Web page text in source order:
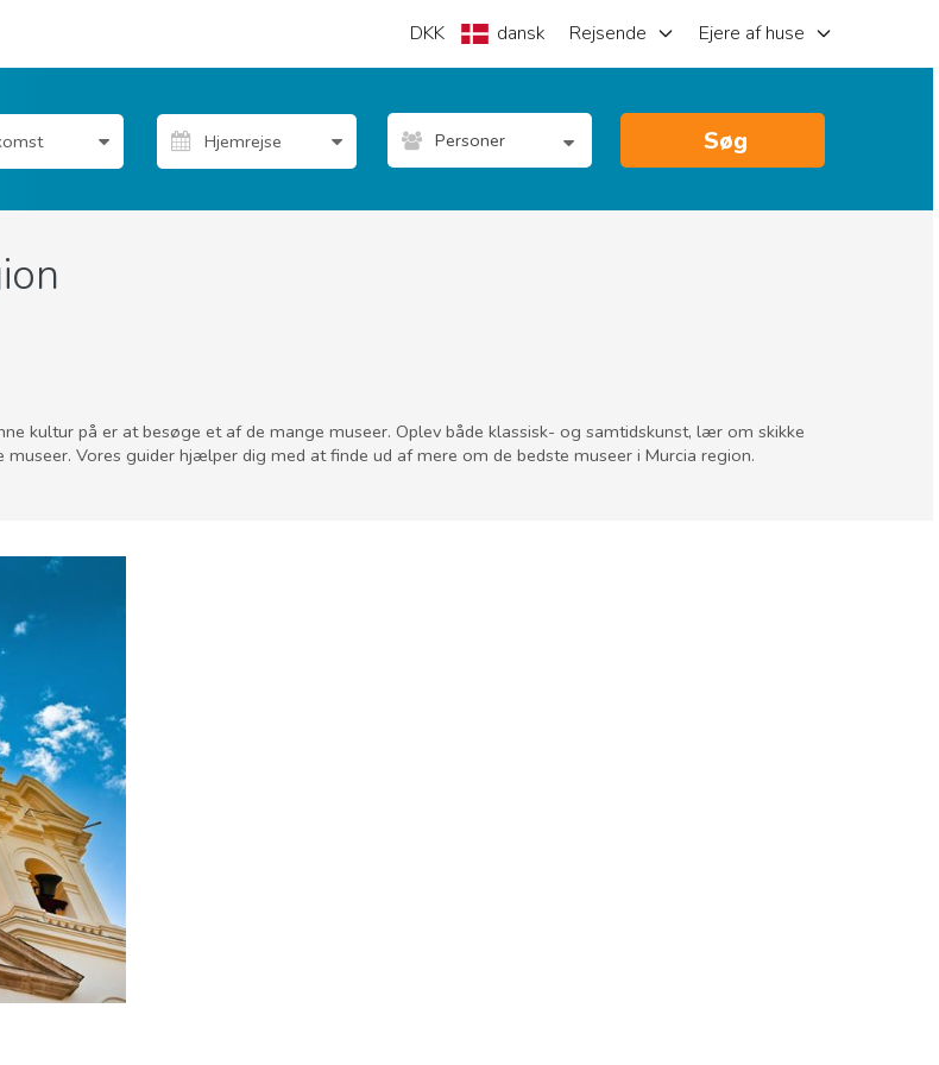
DKK dansk Rejsende Ejere af huse
Personer Søg
kultur på er at besøge et af de mange museer. Oplev både klassisk- og samtidskunst, lær om skikke
Vores guider hjælper dig med at finde ud af mere om de bedste museer i Murcia region.